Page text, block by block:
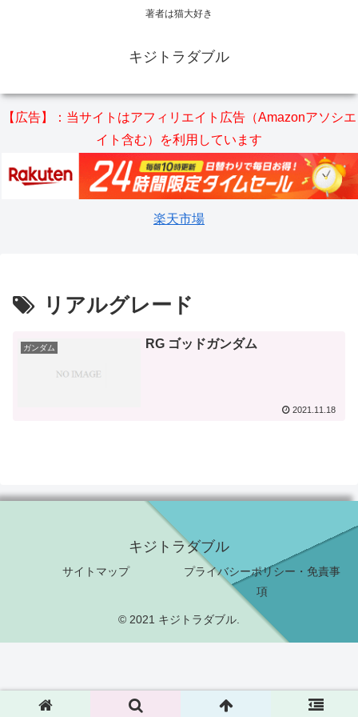
著者は猫大好き
キジトラダブル
【広告】：当サイトはアフィリエイト広告（Amazonアソシエ
イト含む）を利用しています
楽天市場
リアルグレード
ガンダム RG ゴッドガンダム
2021.11.18
キジトラダブル
サイトマップ
プライバシーポリシー・免責事
項
© 2021 キジトラダブル.